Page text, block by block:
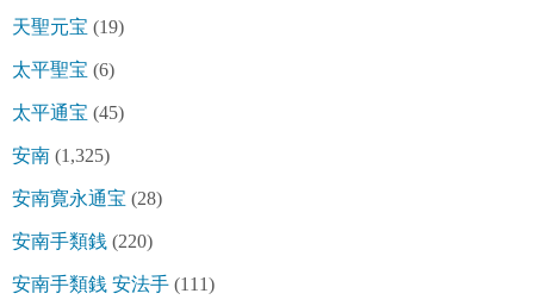
天聖元宝 (19)
太平聖宝 (6)
太平通宝 (45)
安南 (1,325)
安南寛永通宝 (28)
安南手類銭 (220)
安南手類銭 安法手 (111)